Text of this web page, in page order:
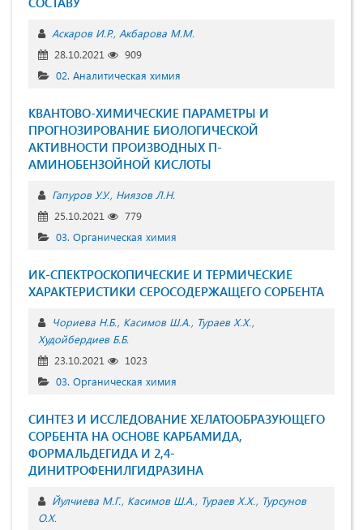
Аскаров И.Р. Акбарова М.М.
28.10.2021
909
02. Аналитическая химия
КВАНТОВО-ХИМИЧЕСКИЕ ПАРАМЕТРЫ И
ПРОГНОЗИРОВАНИЕ БИОЛОГИЧЕСКОЙ
АКТИВНОСТИ ПРОИЗВОДНЫХ П-
АМИНОБЕНЗОЙНОЙ КИСЛОТЫ
Гапуров У.У. Ниязов Л.Н.
25.10.2021
779
03. Органическая химия
ИК-СПЕКТРОСКОПИЧЕСКИЕ И ТЕРМИЧЕСКИЕ
ХАРАКТЕРИСТИКИ СЕРОСОДЕРЖАЩЕГО СОРБЕНТА
Чориева Н.Б. Касимов Ш.А.
Тураев Х.Х.
Худойбердиев Б.Б.
23.10.2021
1023
03. Органическая химия
СИНТЕЗ И ИССЛЕДОВАНИЕ ХЕЛАТООБРАЗУЮЩЕГО
СОРБЕНТА НА ОСНОВЕ КАРБАМИДА,
ФОРМАЛЬДЕГИДА И 2,4-
ДИНИТРОФЕНИЛГИДРАЗИНA
Йулчиева М.Г. Касимов Ш.А. Тураев Х.Х.
Турсунов
О.Х.